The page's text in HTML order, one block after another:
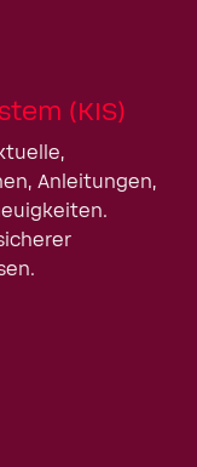
(KIS)
Anleitungen,